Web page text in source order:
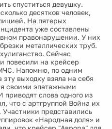
спуститься девушку.
десятков человек,
На пятерых
уже составлены
правонарушении. У них
металлических труб.
Сейчас
повесили на крейсер
Напомню, по одним
эту выходку взяла на себя
своими эпатажными
слова одного из
что с артгруппой Война их
представились
«Народная доля» и